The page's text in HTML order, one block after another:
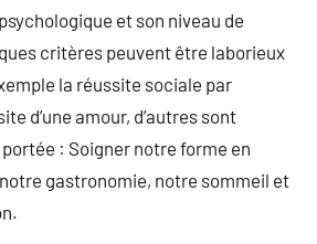
et son niveau de
critères peuvent être laborieux
la réussite sociale par
d’une amour, d’autres sont
: Soigner notre forme en
gastronomie, notre sommeil et